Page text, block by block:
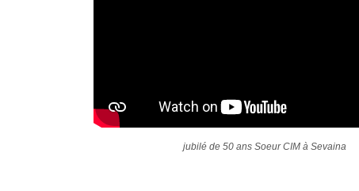
jubilé de 50 ans Soeur CIM à Sevaina